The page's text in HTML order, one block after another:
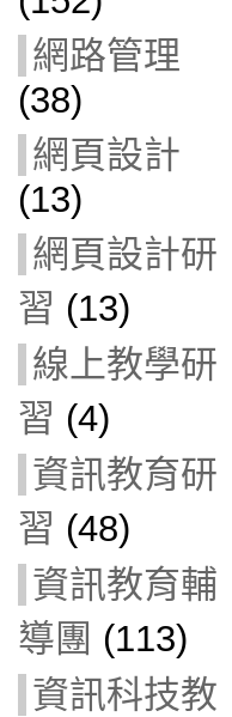
網路管理
(38)
網頁設計
(13)
網頁設計研
習 (13)
線上教學研
習 (4)
資訊教育研
習 (48)
資訊教育輔
導團 (113)
資訊科技教